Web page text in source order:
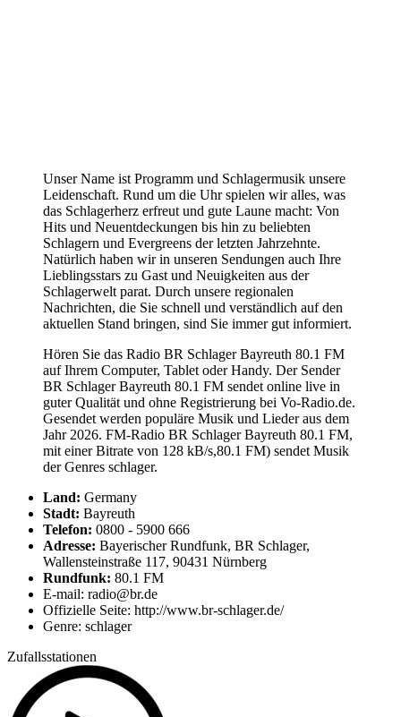
Unser Name ist Programm und Schlagermusik unsere
Leidenschaft. Rund um die Uhr spielen wir alles, was
das Schlagerherz erfreut und gute Laune macht: Von
Hits und Neuentdeckungen bis hin zu beliebten
Schlagern und Evergreens der letzten Jahrzehnte.
Natürlich haben wir in unseren Sendungen auch Ihre
Lieblingsstars zu Gast und Neuigkeiten aus der
Schlagerwelt parat. Durch unsere regionalen
Nachrichten, die Sie schnell und verständlich auf den
aktuellen Stand bringen, sind Sie immer gut informiert.
Hören Sie das Radio BR Schlager Bayreuth 80.1 FM
auf Ihrem Computer, Tablet oder Handy. Der Sender
BR Schlager Bayreuth 80.1 FM sendet online live in
guter Qualität und ohne Registrierung bei Vo-Radio.de.
Gesendet werden populäre Musik und Lieder aus dem
Jahr 2026. FM-Radio BR Schlager Bayreuth 80.1 FM,
mit einer Bitrate von 128 kB/s,80.1 FM) sendet Musik
der Genres schlager.
Land: Germany
Stadt: Bayreuth
Telefon: 0800 - 5900 666
Adresse: Bayerischer Rundfunk, BR Schlager,
Wallensteinstraße 117, 90431 Nürnberg
Rundfunk: 80.1 FM
E-mail: radio@br.de
Offizielle Seite: http://www.br-schlager.de/
Genre: schlager
Zufallsstationen